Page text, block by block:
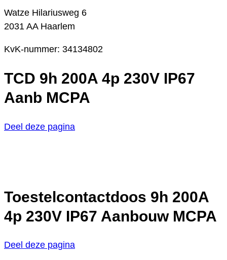
Watze Hilariusweg 6
2031 AA Haarlem
KvK-nummer: 34134802
TCD 9h 200A 4p 230V IP67
Aanb MCPA
Deel deze pagina
Toestelcontactdoos 9h 200A
4p 230V IP67 Aanbouw MCPA
Deel deze pagina